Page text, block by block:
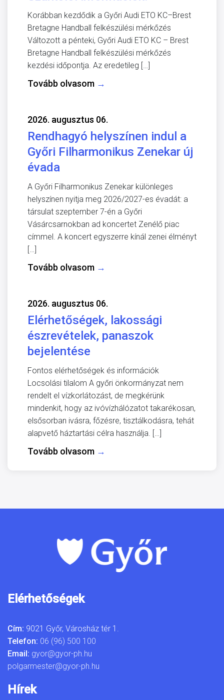
Korábban kezdődik a Győri Audi ETO KC–Brest
Bretagne Handball felkészülési mérkőzés
Változott a pénteki, Győri Audi ETO KC – Brest
Bretagne Handball felkészülési mérkőzés
kezdési időpontja. Az eredetileg […]
Tovább olvasom →
2026. augusztus 06.
Rendhagyó helyszínen indul a
Győri Filharmonikus Zenekar új
évada
A Győri Filharmonikus Zenekar különleges
helyszínen nyitja meg 2026/2027-es évadát: a
társulat szeptember 7-én a Győri
Vásárcsarnokban ad koncertet Zenélő piac
címmel. A koncert egyszerre kínál zenei élményt
[…]
Tovább olvasom →
2026. augusztus 06.
Elérhetőségek, lakossági
észrevételek, panaszok
bejelentése
Fontos elérhetőségek és információk
Locsolási tilalom A győri önkormányzat nem
rendelt el vízkorlátozást, de megkérünk
mindenkit, hogy az ivóvízhálózatot takarékosan,
elsősorban ivásra, főzésre, tisztálkodásra, tehát
alapvető háztartási célra használja. […]
Tovább olvasom →
Elérhetőségek
Cím: 9021 Győr, Városház tér 1.
Telefon: 06 (96) 500 100
Email: gyor@gyor-ph.hu
polgarmester@gyor-ph.hu
Hírek